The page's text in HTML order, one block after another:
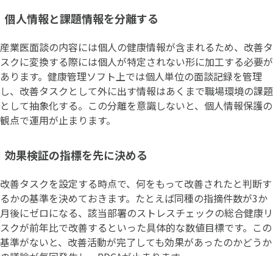
個人情報と課題情報を分離する
産業医面談の内容には個人の健康情報が含まれるため、改善タ
スクに変換する際には個人が特定されない形に加工する必要が
あります。健康管理ソフト上では個人単位の面談記録を管理
し、改善タスクとして外に出す情報はあくまで職場環境の課題
として抽象化する。この分離を意識しないと、個人情報保護の
観点で運用が止まります。
効果検証の指標を先に決める
改善タスクを設定する時点で、何をもって改善されたと判断す
るかの基準を決めておきます。たとえば同種の指摘件数が3か
月後にゼロになる、該当部署のストレスチェックの総合健康リ
スクが前年比で改善するといった具体的な数値目標です。この
基準がないと、改善活動が完了しても効果があったのかどうか